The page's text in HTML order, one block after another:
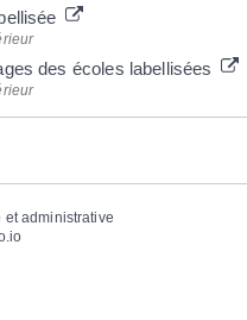
des écoles labellisées
et administrative